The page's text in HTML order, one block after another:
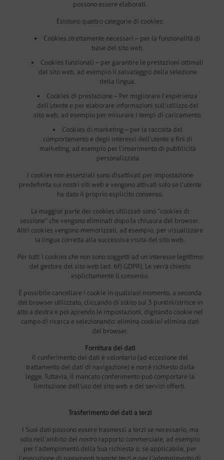
possono essere elaborati.
Esistono quattro categorie di cookies:
Cookies strettamente necessari – per la funzionalità di
base del sito web.
Cookies funzionali – per garantire le prestazioni ottimali
del sito web, ad esempio il salvataggio della selezione
della lingua.
Cookies di prestazione – Per migliorare l’esperienza
dell’utente e per elaborare informazioni sull’utilizzo del
sito web, ad esempio per misurare i tempi di caricamento.
Cookies di marketing – per la raccolta del
comportamento e degli interessi dell’utente a fini di
marketing, ad esempio per l’inserimento di pubblicità
personalizzata
I cookies non essenziali sono disattivati per impostazione
predefinita sui nostri siti web e vengono attivati solo se l’utente
ha dato il proprio esplicito consenso.
La maggior parte dei cookies utilizzati sono “cookies di
sessione” che vengono eliminati dopo la chiusura del browser.
Altri cookies vengono memorizzati, ad esempio, per visualizzare
la lingua corretta alla successiva visita del sito web.
Per tutti i cookies che non sono soggetti ad un interesse legittimo
del gestore del sito web (art. 6f) GDPR), Le verrà chiesto
esplicitamente il consenso.
È possibile cancellare i cookie in qualsiasi momento, a seconda
del browser utilizzato, cliccando di solito sui 3 puntini/strisce in
alto a destra e poi aprendo le impostazioni, digitando cookie nel
campo di ricerca e selezionando: elimina cookie/ elimina dati
del browser.
Fornitura dei dati
Il conferimento dei dati è volontario (ad eccezione del
trattamento dei dati di navigazione) e non è richiesto dalla
legge. Tuttavia, il mancato conferimento può comportare la
limitazione dell’uso del sito web e dei servizi offerti.
Trasferimento dei dati a terzi
I Suoi dati possono essere trasmessi a terzi se necessario, ma
solo nell’ambito del nostro rapporto commerciale, ad esempio
per l’adempimento della Sua richiesta o, se applicabile, per
l’esecuzione di pagamenti tramite terzi e per l’adempimento di